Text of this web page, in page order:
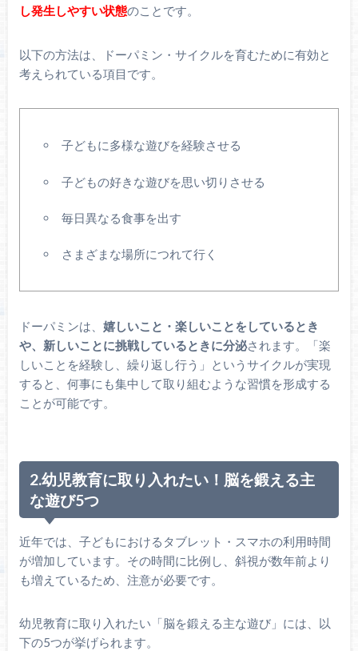
し発生しやすい状態のことです。
以下の方法は、ドーパミン・サイクルを育むために有効と
考えられている項目です。
子どもに多様な遊びを経験させる
子どもの好きな遊びを思い切りさせる
毎日異なる食事を出す
さまざまな場所につれて行く
ドーパミンは、 嬉しいこと・楽しいことをしているとき
や、新しいことに挑戦しているときに分泌されます。「楽
しいことを経験し、繰り返し行う」というサイクルが実現
すると、何事にも集中して取り組むような習慣を形成する
ことが可能です。
2.幼児教育に取り入れたい！脳を鍛える主
な遊び5つ
近年では、子どもにおけるタブレット・スマホの利用時間
が増加しています。その時間に比例し、斜視が数年前より
も増えているため、注意が必要です。
幼児教育に取り入れたい「脳を鍛える主な遊び」には、以
下の5つが挙げられます。